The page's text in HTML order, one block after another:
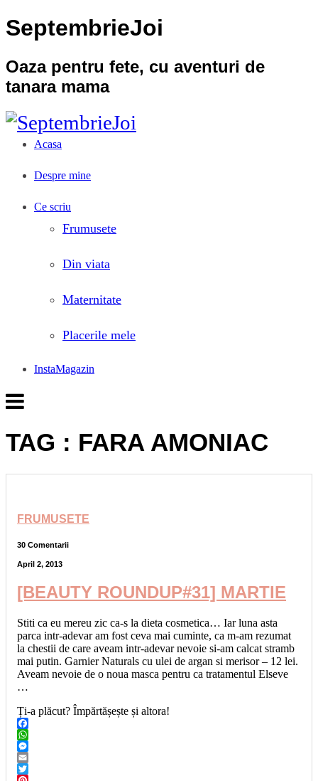
SeptembrieJoi
Oaza pentru fete, cu aventuri de
tanara mama
Acasa
Despre mine
Ce scriu
Frumusete
Din viata
Maternitate
Placerile mele
InstaMagazin
TAG : FARA AMONIAC
FRUMUSETE
30 Comentarii
April 2, 2013
[BEAUTY ROUNDUP#31] MARTIE
Stiti ca eu mereu zic ca-s la dieta cosmetica… Iar luna asta
parca intr-adevar am fost ceva mai cuminte, ca m-am rezumat
la chestii de care aveam intr-adevar nevoie si-am calcat stramb
mai putin. Garnier Naturals cu ulei de argan si merisor – 12 lei.
Aveam nevoie de o noua masca pentru ca tratamentul Elseve
…
Ți-a plăcut? Împărtășește și altora!
Facebook
WhatsApp
Messenger
Email